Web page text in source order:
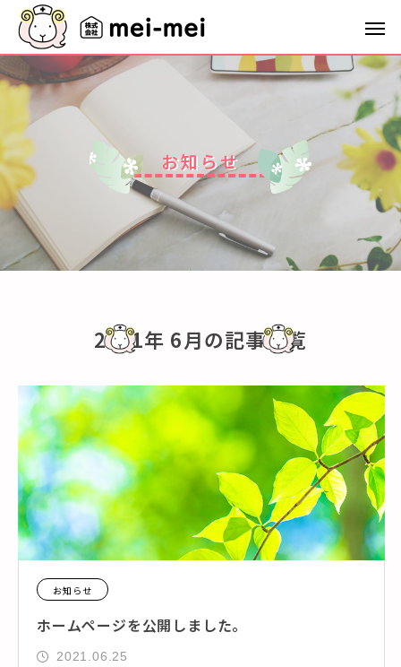
お知 らせ
2021年 6月の記事一覧
お知らせ
ホームページを公開しました。
2021.06.25